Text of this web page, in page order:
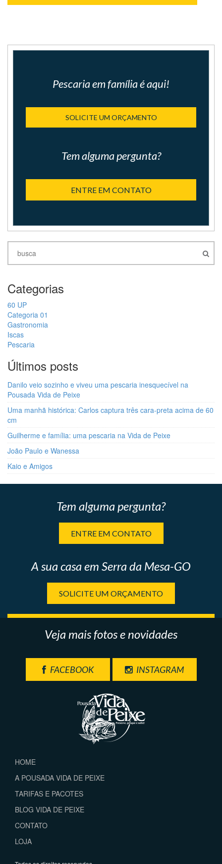
Pescaria em família é aqui!
SOLICITE UM ORÇAMENTO
Tem alguma pergunta?
ENTRE EM CONTATO
Categorias
60 UP
Categoria 01
Gastronomia
Iscas
Pescaria
Últimos posts
Danilo veio sozinho e viveu uma pescaria inesquecível na
Pousada Vida de Peixe
Uma manhã histórica: Carlos captura três cara-preta acima de 60
cm
Guilherme e família: uma pescaria na Vida de Peixe
João Paulo e Wanessa
Kaio e Amigos
Tem alguma pergunta?
ENTRE EM CONTATO
A sua casa em Serra da Mesa-GO
SOLICITE UM ORÇAMENTO
Veja mais fotos e novidades
FACEBOOK INSTAGRAM
HOME
A POUSADA VIDA DE PEIXE
TARIFAS E PACOTES
BLOG VIDA DE PEIXE
CONTATO
LOJA